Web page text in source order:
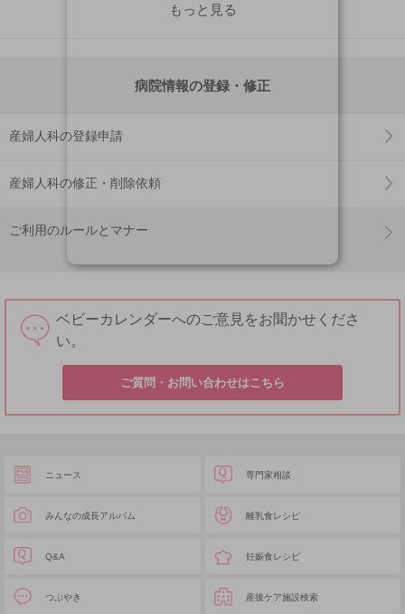
もっと見る
病院情報の登録・修正
産婦人科の登録申請
産婦人科の修正・削除依頼
ご利用のルールとマナー
ベビーカレンダーへのご意見をお聞かせくださ
い。
ご質問・お問い合わせはこちら
ニュース
みんなの成長アルバム
Q&A
つぶやき
専門家相談
離乳食レシピ
妊娠食レシピ
産後ケア施設検索